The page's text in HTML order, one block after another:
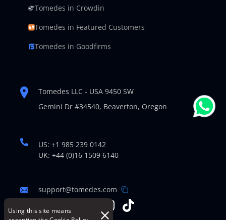
Using this site means
Tomedes in Crowdin
Tomedes in Featured Customers
Tomedes in Goodfirms
Tomedes LLC - USA 9450 SW
Gemini Dr #34540, Beaverton, Oregon
US: +1 985 239 0142
UK: +44 (0)16 1509 6140
support@tomedes.com